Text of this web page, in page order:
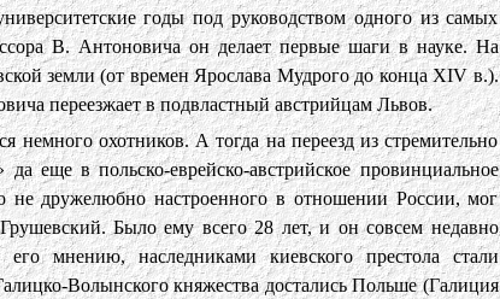
годы под руководством одного из самых
В. Антоновича он делает первые шаги в науке. На
земли (от времен Ярослава Мудрого до конца XIV в.).
переезжает в подвластный австрийцам Львов.
немного охотников. А тогда на переезд из стремительно
еще в польско-еврейско-австрийское провинциальное
не дружелюбно настроенного в отношении России, мог
Грушевский. Было ему всего 28 лет, и он совсем недавно
мнению, наследниками киевского престола стали
Волынского княжества достались Польше (Галиция